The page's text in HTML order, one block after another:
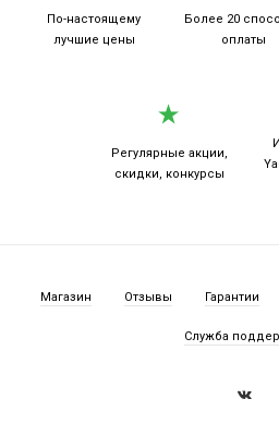
По-настоящему
лучшие цены
Более 20
оплаты
Регулярные акции,
скидки, конкурсы
Магазин Отзывы Гарантии
Служба